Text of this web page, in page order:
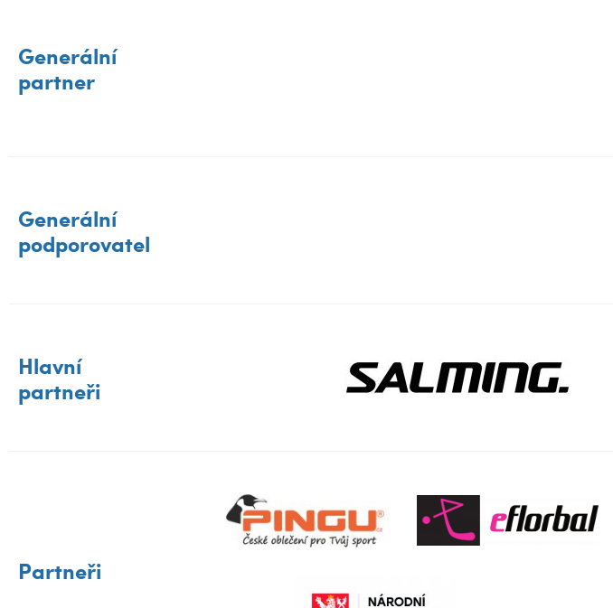
Generální
partner
Generální
podporovatel
Hlavní
partneři
Partneři